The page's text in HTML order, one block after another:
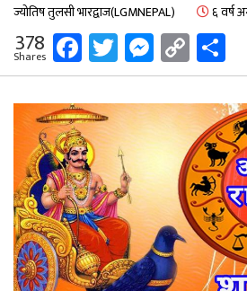
ज्योतिष तुलसी भारद्वाज(LGMNEPAL) ६ वर्ष
378
Shares Facebook
TwitterCopy
Link